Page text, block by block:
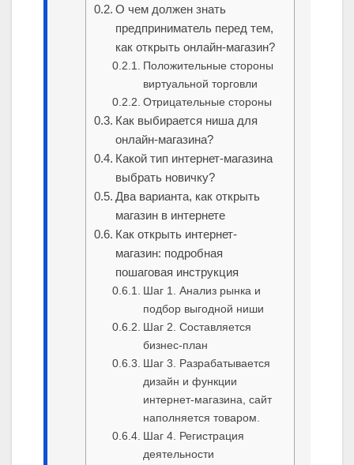
О чем должен знать
предприниматель перед тем,
как открыть онлайн-магазин?
Положительные стороны
виртуальной торговли
Отрицательные стороны
Как выбирается ниша для
онлайн-магазина?
Какой тип интернет-магазина
выбрать новичку?
Два варианта, как открыть
магазин в интернете
Как открыть интернет-
магазин: подробная
пошаговая инструкция
Шаг 1. Анализ рынка и
подбор выгодной ниши
Шаг 2. Составляется
бизнес-план
Шаг 3. Разрабатывается
дизайн и функции
интернет-магазина, сайт
наполняется товаром.
Шаг 4. Регистрация
деятельности